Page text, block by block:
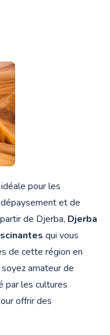
pour les
et de
de Djerba, Djerba
qui vous
de cette région en
amateur de
par les cultures
offrir des